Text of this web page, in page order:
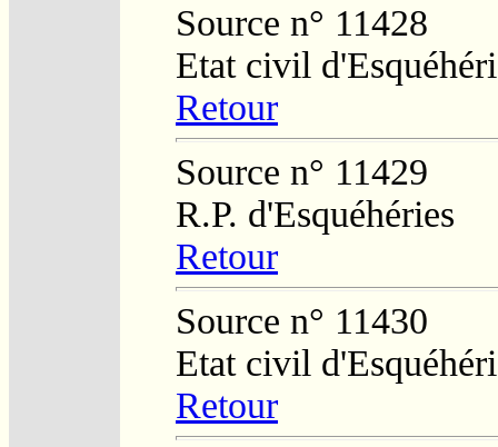
Source n° 11428
Etat civil
Retour
Source n° 11429
R.P. d'Esquéhéries
Retour
Source n° 11430
Etat civil
Retour